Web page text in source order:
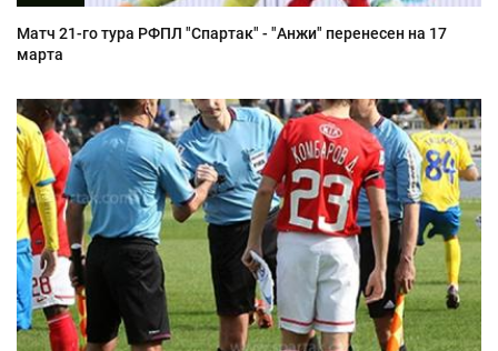
Матч 21-го тура РФПЛ "Спартак" - "Анжи" перенесен на 17
марта